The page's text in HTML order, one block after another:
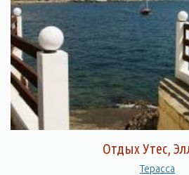
Отдых Утес,
Терасса